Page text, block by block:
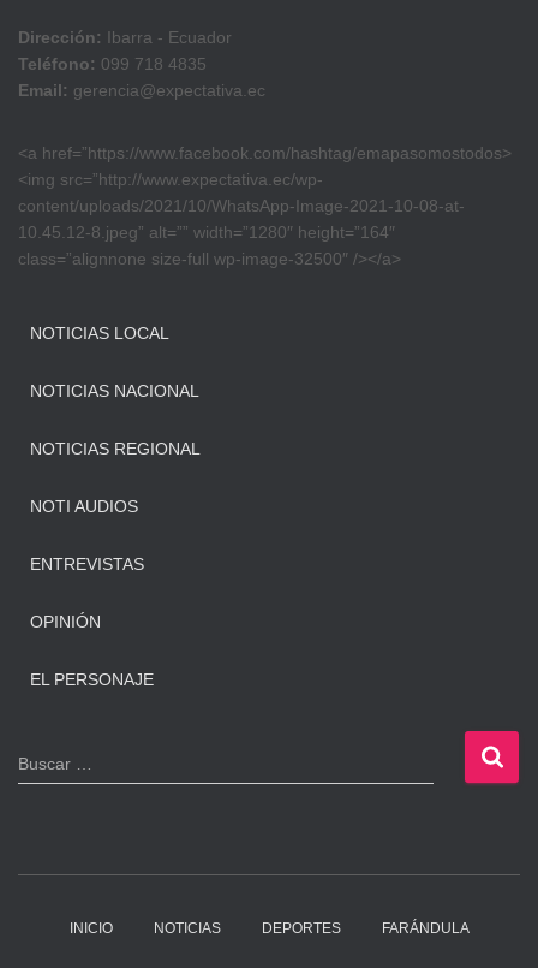
Dirección: Ibarra - Ecuador
Teléfono: 099 718 4835
Email: gerencia@expectativa.ec
<a href=”https://www.facebook.com/hashtag/emapasomostodos>
<img src=”http://www.expectativa.ec/wp-
content/uploads/2021/10/WhatsApp-Image-2021-10-08-at-
10.45.12-8.jpeg” alt=”” width=”1280″ height=”164″
class=”alignnone size-full wp-image-32500″ /></a>
NOTICIAS LOCAL
NOTICIAS NACIONAL
NOTICIAS REGIONAL
NOTI AUDIOS
ENTREVISTAS
OPINIÓN
EL PERSONAJE
B
u
Buscar …
INICIO NOTICIAS DEPORTES FARÁNDULA